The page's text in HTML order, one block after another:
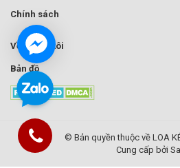
Chính sách
Về chúng tôi
Bản đồ
© Bản quyền thuộc về LOA
Cung cấp bởi